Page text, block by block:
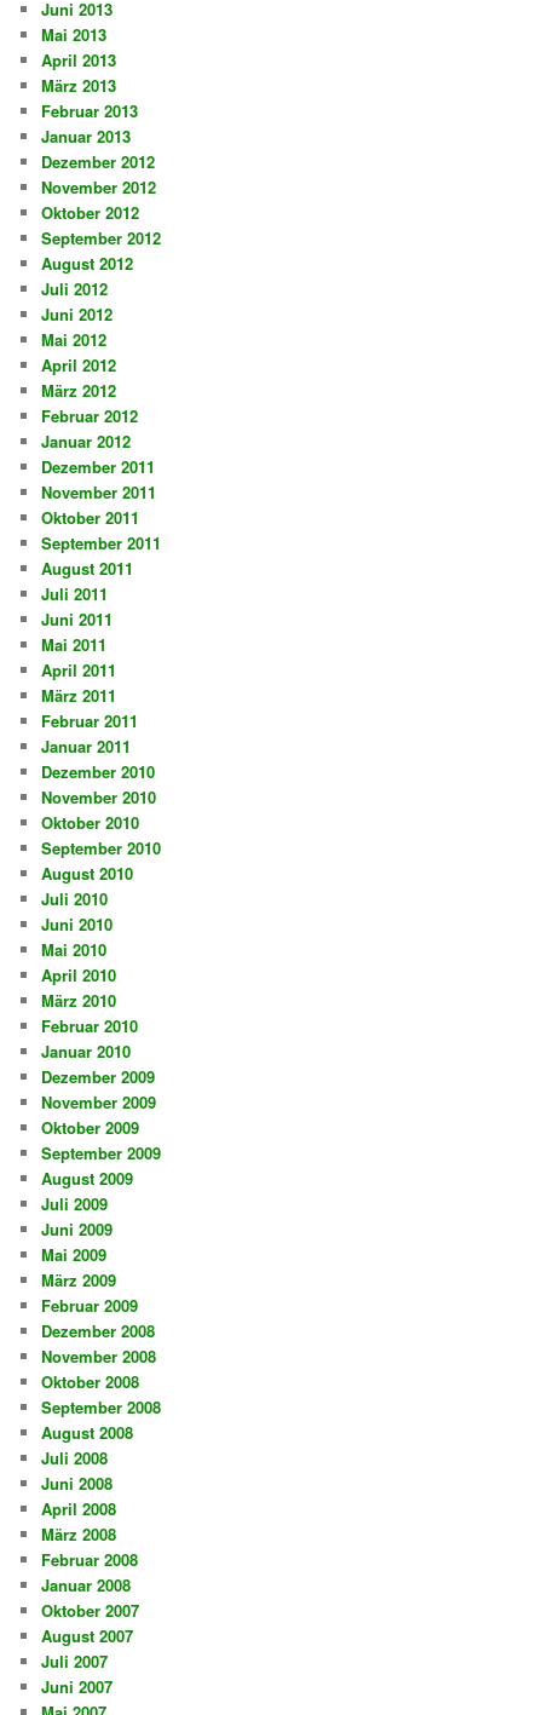
Juni 2013
Mai 2013
April 2013
März 2013
Februar 2013
Januar 2013
Dezember 2012
November 2012
Oktober 2012
September 2012
August 2012
Juli 2012
Juni 2012
Mai 2012
April 2012
März 2012
Februar 2012
Januar 2012
Dezember 2011
November 2011
Oktober 2011
September 2011
August 2011
Juli 2011
Juni 2011
Mai 2011
April 2011
März 2011
Februar 2011
Januar 2011
Dezember 2010
November 2010
Oktober 2010
September 2010
August 2010
Juli 2010
Juni 2010
Mai 2010
April 2010
März 2010
Februar 2010
Januar 2010
Dezember 2009
November 2009
Oktober 2009
September 2009
August 2009
Juli 2009
Juni 2009
Mai 2009
März 2009
Februar 2009
Dezember 2008
November 2008
Oktober 2008
September 2008
August 2008
Juli 2008
Juni 2008
April 2008
März 2008
Februar 2008
Januar 2008
Oktober 2007
August 2007
Juli 2007
Juni 2007